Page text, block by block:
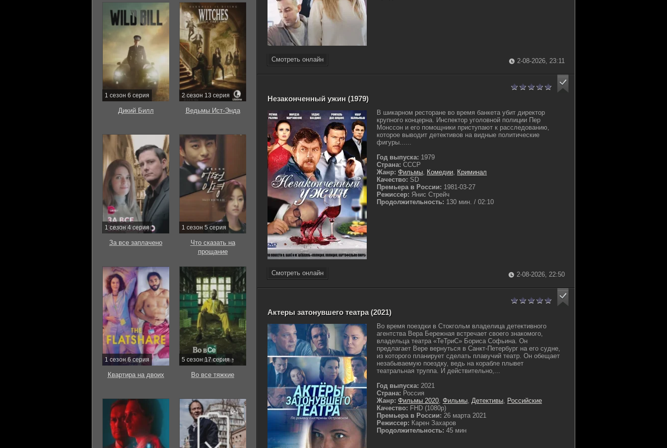
Смотреть онлайн 2-08-2026, 23:11
Незаконченный ужин (1979)
В шикарном ресторане во время банкета убит директор
крупного концерна. Инспектор уголовной полиции Пер
Монссон и его помощники приступают к расследованию,
которое выводит детективов на видные политические
фигуры......
Год выпуска: 1979
Страна: СССР
Жанр: Фильмы, Комедии, Криминал
Качество: SD
Премьера в России: 1981-03-27
Режиссер: Янис Стрейч
Продолжительность: 130 мин. / 02:10
Смотреть онлайн 2-08-2026, 22:50
Актеры затонувшего театра (2021)
Во время поездки в Стокгольм владелица детективного
агентства Вера Бережная встречает своего знакомого,
владельца театра «ТеТриС» Бориса Софьина. Он
предлагает Вере вернуться в Санкт-Петербург на его судне,
из которого планирует сделать плавучий театр. Он обещает
незабываемую поездку, ведь на корабле плывет
театральная труппа. И действительно,...
Год выпуска: 2021
Страна: Россия
Жанр: Фильмы 2020, Фильмы, Детективы, Российские
Качество: FHD (1080p)
Премьера в России: 26 марта 2021
Режиссер: Карен Захаров
Продолжительность: 45 мин
1 сезон 6 серия
Дикий Билл
2 сезон 13 серия
Ведьмы Ист-Энда
1 сезон 4 серия
За все заплачено
1 сезон 5 серия
Что сказать на
прощание
1 сезон 6 серия
Квартира на двоих
5 сезон 17 серия
Во все тяжкие